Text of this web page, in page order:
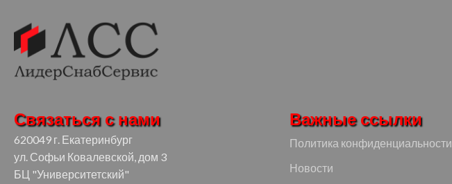
Связаться с нами
620049 г. Екатеринбург
ул. Софьи Ковалевской, дом 3
БЦ "Университетский"
Важные ссылки
Политика конфиденциальности
Новости